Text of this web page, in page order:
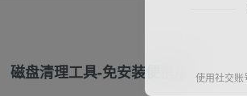
磁盘清理工具-免安装便携版 使用社交账